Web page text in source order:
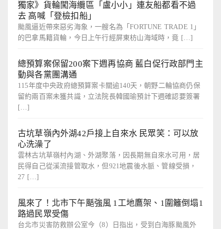
獨家》貨輪闖海纜區「盧小小」連友船都看不過
去 高喊「登檢扣船」
颱風逼近帶來惡劣海象，一艘名為「FORTUNE TRADE 1」
的巴拿馬籍貨輪，今日上午行經屏東枋山海域時，竟 […]
總預算案保留200案下週再協商 藍白促行政部門主
動與各黨團溝通
115年度中央政府總預算案卡關逾140天，朝野二輪協商仍保
留約兩百案未獲共識，立法院長韓國瑜預計下週確認要簽署
[…]
古坑草嶺內外湖42戶接上自來水 民眾笑：可以放
心洗澡了
雲林古坑草嶺村內湖、外湖聚落，因長期無自來水可用，居
民得自己從溪流接管取水，但921地震後水脈、管線受損，
27 […]
風來了！北市下午颳強風 1工地鷹架、1圍籬倒塌1
路過民眾受傷
台北市災害防救辦公室今（8）日指出，受到白海豚颱風外